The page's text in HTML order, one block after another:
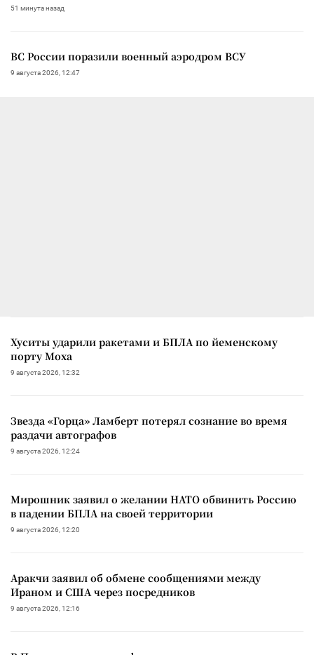
51 минута назад
ВС России поразили военный аэродром ВСУ
9 августа 2026, 12:47
Хуситы ударили ракетами и БПЛА по йеменскому
порту Моха
9 августа 2026, 12:32
Звезда «Горца» Ламберт потерял сознание во время
раздачи автографов
9 августа 2026, 12:24
Мирошник заявил о желании НАТО обвинить Россию
в падении БПЛА на своей территории
9 августа 2026, 12:20
Аракчи заявил об обмене сообщениями между
Ираном и США через посредников
9 августа 2026, 12:16